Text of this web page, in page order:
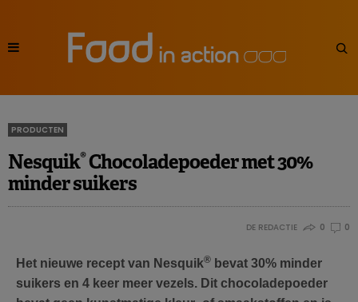
PRODUCTEN
Nesquik®Chocoladepoeder met 30%
minder suikers
DE REDACTIE 0 0
Het nieuwe recept van Nesquik® bevat 30% minder
suikers en 4 keer meer vezels. Dit chocoladepoeder